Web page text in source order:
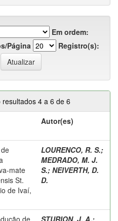
Em ordem:
Página
Registro(s):
resultados 4 a 6 de 6
Autor(es)
mate
St.
de Ivaí,
LOURENCO, R. S.;
MEDRADO, M. J.
S.; NEIVERTH, D.
D.
de
STURION, J. A.;